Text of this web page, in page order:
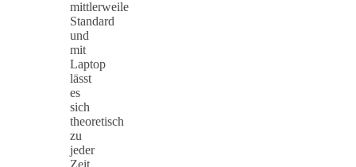
mittlerweile
Standard
und
mit
Laptop
lässt
es
sich
theoretisch
zu
jeder
Zeit